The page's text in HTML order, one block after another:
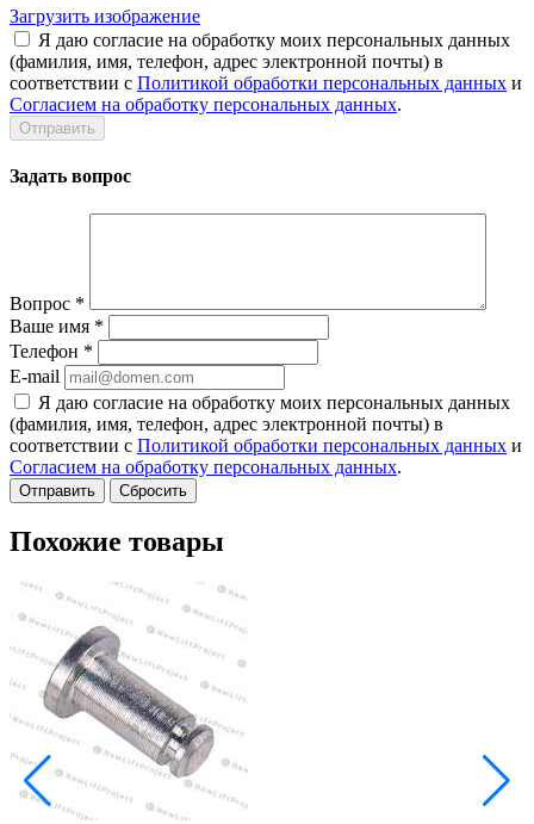
Загрузить изображение
Я даю согласие на обработку моих персональных данных
(фамилия, имя, телефон, адрес электронной почты) в
соответствии с Политикой обработки персональных данных и
Согласием на обработку персональных данных.
Задать вопрос
Вопрос *
Ваше имя *
Телефон *
E-mail
Я даю согласие на обработку моих персональных данных
(фамилия, имя, телефон, адрес электронной почты) в
соответствии с Политикой обработки персональных данных и
Согласием на обработку персональных данных.
Сбросить
Похожие товары